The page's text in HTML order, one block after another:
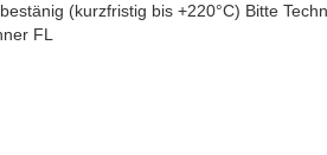
(kurzfristig bis +220°C) Bitte
FL